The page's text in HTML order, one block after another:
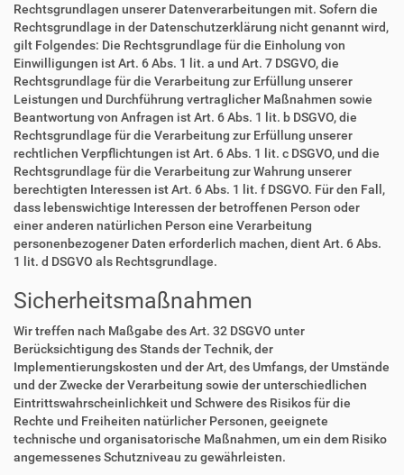
Rechtsgrundlagen unserer Datenverarbeitungen mit. Sofern die
Rechtsgrundlage in der Datenschutzerklärung nicht genannt wird,
gilt Folgendes: Die Rechtsgrundlage für die Einholung von
Einwilligungen ist Art. 6 Abs. 1 lit. a und Art. 7 DSGVO, die
Rechtsgrundlage für die Verarbeitung zur Erfüllung unserer
Leistungen und Durchführung vertraglicher Maßnahmen sowie
Beantwortung von Anfragen ist Art. 6 Abs. 1 lit. b DSGVO, die
Rechtsgrundlage für die Verarbeitung zur Erfüllung unserer
rechtlichen Verpflichtungen ist Art. 6 Abs. 1 lit. c DSGVO, und die
Rechtsgrundlage für die Verarbeitung zur Wahrung unserer
berechtigten Interessen ist Art. 6 Abs. 1 lit. f DSGVO. Für den Fall,
dass lebenswichtige Interessen der betroffenen Person oder
einer anderen natürlichen Person eine Verarbeitung
personenbezogener Daten erforderlich machen, dient Art. 6 Abs.
1 lit. d DSGVO als Rechtsgrundlage.
Sicherheitsmaßnahmen
Wir treffen nach Maßgabe des Art. 32 DSGVO unter
Berücksichtigung des Stands der Technik, der
Implementierungskosten und der Art, des Umfangs, der Umstände
und der Zwecke der Verarbeitung sowie der unterschiedlichen
Eintrittswahrscheinlichkeit und Schwere des Risikos für die
Rechte und Freiheiten natürlicher Personen, geeignete
technische und organisatorische Maßnahmen, um ein dem Risiko
angemessenes Schutzniveau zu gewährleisten.